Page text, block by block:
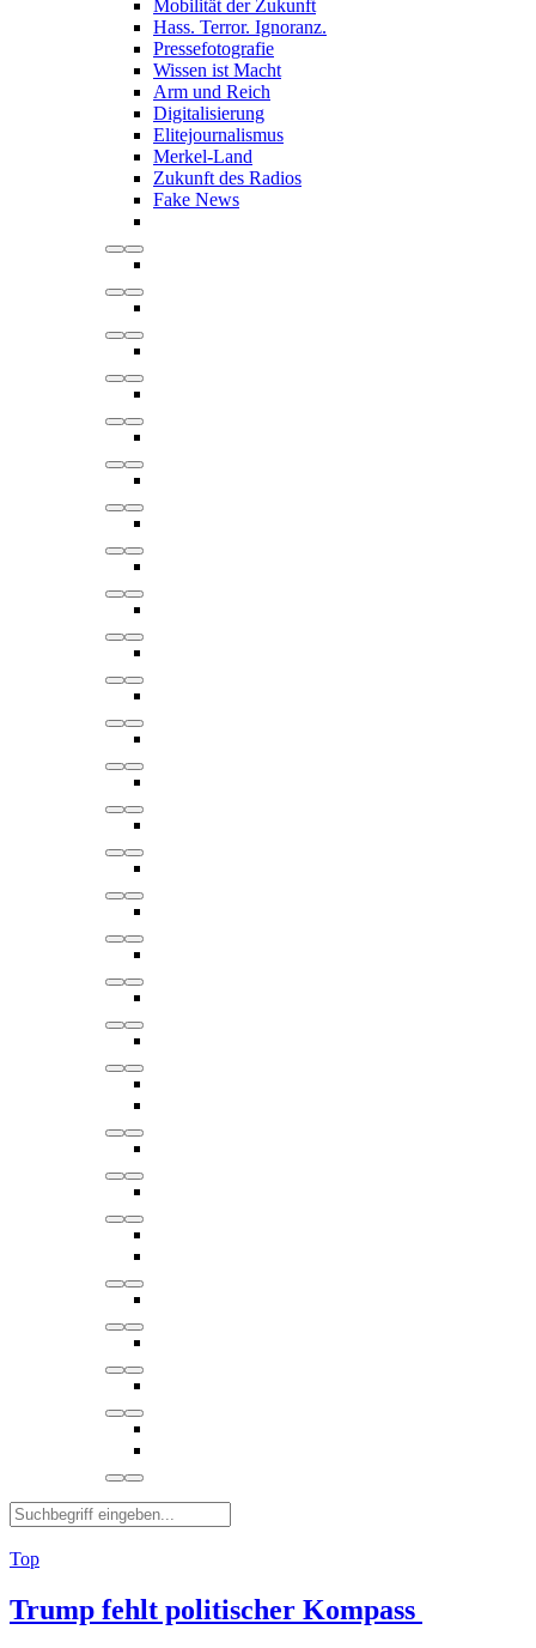
Mobilität der Zukunft
Hass. Terror. Ignoranz.
Pressefotografie
Wissen ist Macht
Arm und Reich
Digitalisierung
Elitejournalismus
Merkel-Land
Zukunft des Radios
Fake News
Top
Trump fehlt politischer Kompass